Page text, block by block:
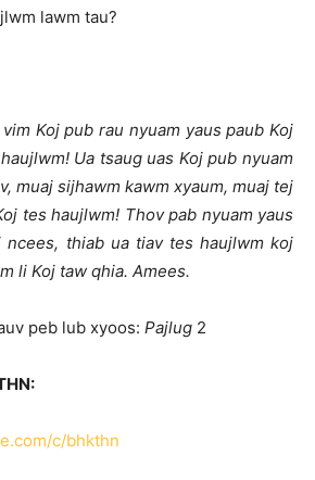
lawm tau?
Koj pub rau nyuam yaus paub Koj
Ua tsaug uas Koj pub nyuam
muaj sijhawm kawm xyaum, muaj tej
tes haujlwm! Thov pab nyuam yaus
ncees, thiab ua tiav tes haujlwm koj
li Koj taw qhia. Amees.
peb lub xyoos: Pajlug 2
c/bhkthn